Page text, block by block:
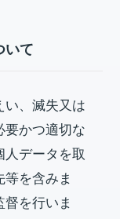
いて
い、滅失又は
要かつ適切な
人データを取
を含みま
を行いま